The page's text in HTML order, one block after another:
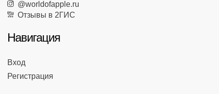
@worldofapple.ru
Отзывы в 2ГИС
Навигация
Вход
Регистрация